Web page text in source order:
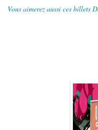
Vous aimerez aussi ces billets